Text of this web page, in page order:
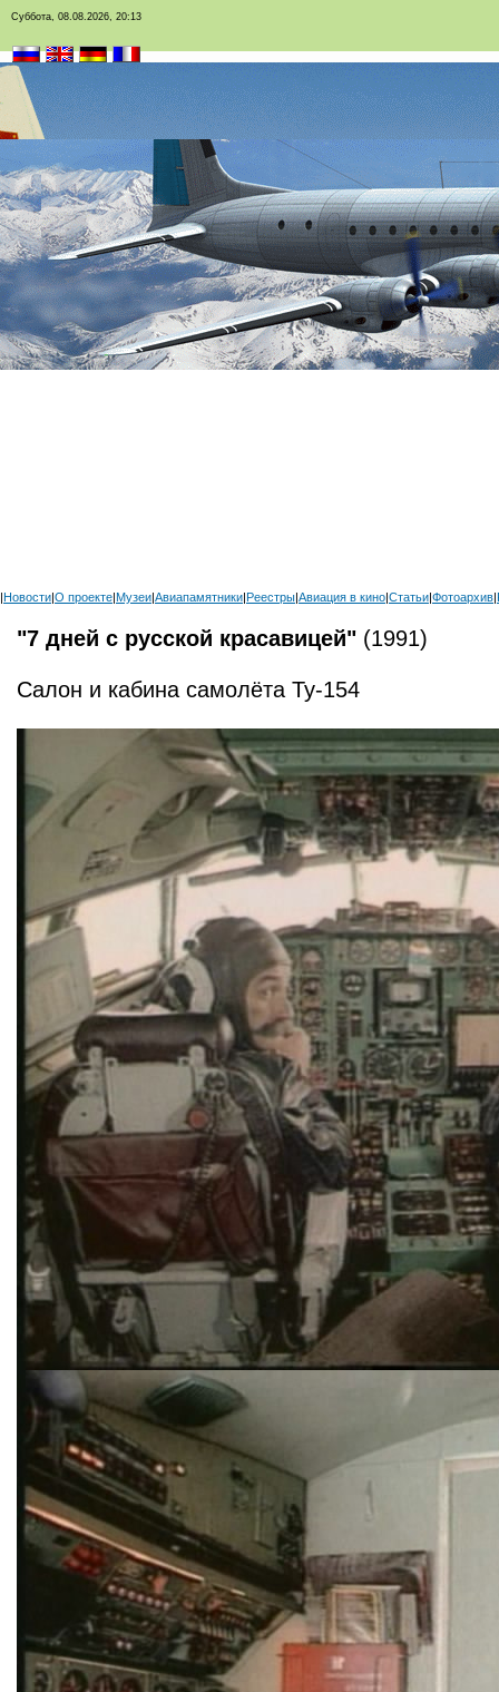
Суббота, 08.08.2026, 20:13
|Новости|О проекте|Музеи|Авиапамятники|Реестры|Авиация в кино|Статьи|Фотоархив|
"7 дней с русской красавицей" (1991)
Салон и кабина самолёта Ту-154